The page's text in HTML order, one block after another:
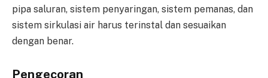
pipa saluran, sistem penyaringan, sistem pemanas, dan
sistem sirkulasi air harus terinstal dan sesuaikan
dengan benar.
Pengecoran